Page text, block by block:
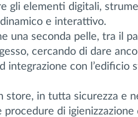
gli elementi digitali,
e interattivo.
una seconda pelle, tra il
cercando di dare
integrazione con l’edificio
store, in tutta sicurezza e
di igienizzazione